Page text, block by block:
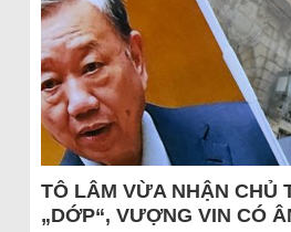
TÔ LÂM VỪA NHẬN CHỦ
„DỚP“, VƯỢNG VIN CÓ